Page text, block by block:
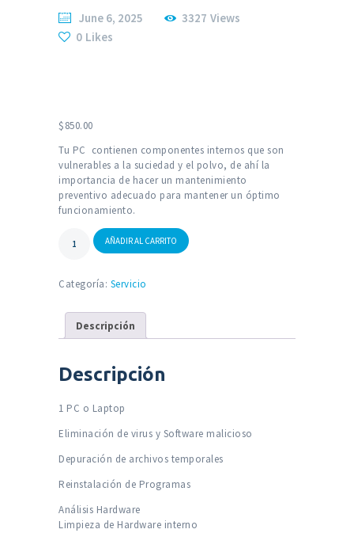
June 6, 2025 3327 Views
0 Likes
$850.00
Tu PC contienen componentes internos que son
vulnerables a la suciedad y el polvo, de ahí la
importancia de hacer un mantenimiento
preventivo adecuado para mantener un óptimo
funcionamiento.
Mantenimiento
Preventivo
Computadoras
Laptops
cantidad
AÑADIR AL CARRITO
Categoría: Servicio
Descripción
Descripción
1 PC o Laptop
Eliminación de virus y Software malicioso
Depuración de archivos temporales
Reinstalación de Programas
Análisis Hardware
Limpieza de Hardware interno